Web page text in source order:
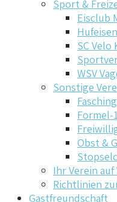
Sport &
Eisclub
SC Velo
WSV
Sonstige
Formel-
Obst &
Ihr Verein auf
Richtlinien
Gastfreundschaft